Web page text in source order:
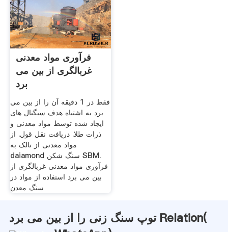
فرآوری مواد معدنی
غربالگری از بین می
برد
فقط در 1 دقیقه آن را از بین می
برد به اشتباه هدف سیگنال های
ایجاد شده توسط مواد معدنی و
ذرات طلا. دریافت نقل قول. از
مواد معدنی از تالک به
daiamond سنگ شکن SBM.
فرآوری مواد معدنی غربالگری از
بین می برد استفاده از مواد در
سنگ معدن
توپ سنگ زنی را از بین می برد Relation(